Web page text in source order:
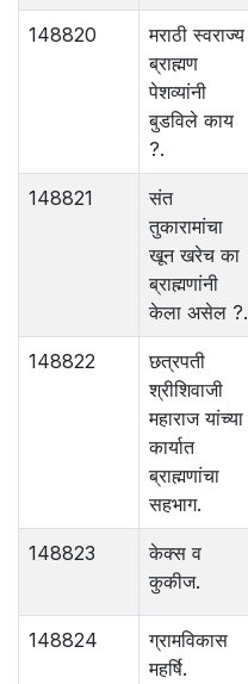
148820
मराठी स्वराज्य
ब्राह्मण
पेशव्यांनी
बुडविले काय
?.
148821
संत
तुकारामांचा
खून खरेच का
ब्राह्मणांनी
केला असेल ?.
148822
छत्रपती
श्रीशिवाजी
महाराज यांच्या
कार्यात
ब्राह्मणांचा
सहभाग.
148823
केक्स व
कुकीज.
148824
ग्रामविकास
महर्षि.